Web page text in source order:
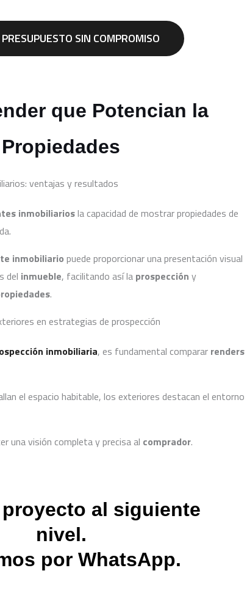
SIN COMPROMISO
que Potencian la
ventajas y resultados
inmobiliariosla capacidad de mostrar propiedades de
inmobiliario puede proporcionar una presentación visual
del inmueble, facilitando así la prospección y
.
en estrategias de prospección
inmobiliaria, es fundamental comparar renders
el espacio habitable, los exteriores destacan el entorno
una visión completa y precisa al comprador.
al siguiente
nivel.
por WhatsApp.